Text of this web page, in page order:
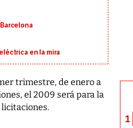
en la mira
trimestre, de enero a
el 2009 será para la
licitaciones.
oficializó este domingo su
1